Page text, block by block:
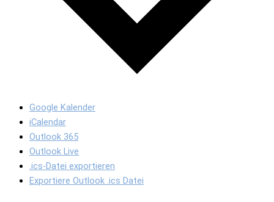
Google Kalender
iCalendar
Outlook 365
Outlook Live
.ics-Datei exportieren
Exportiere Outlook .ics Datei